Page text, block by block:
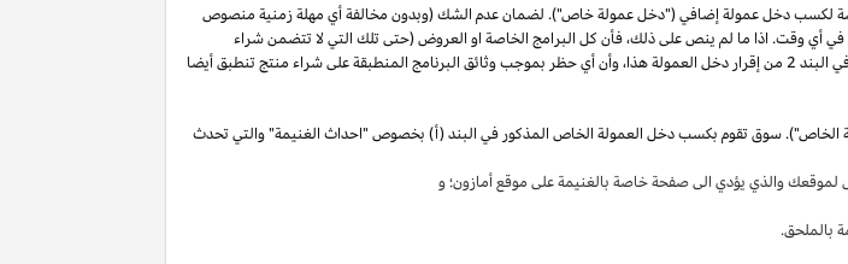
لكسب دخل عمولة إضافي ("دخل عمولة خاص"). لضمان عدم الشك (وبدون مخالفة أي مهلة زمنية منصوص
في أي وقت. اذا ما لم ينص علىذلك،فأن كل البرامج الخاصة او العروض (حتى تلك التي لا تتضمن شراء
البند 2 من إقرار دخل العمولةهذا،وأن أي حظر بموجب وثائق البرنامج المنطبقة على شراء منتج تنطبق أيضا
الخاص"). سوق تقوم بكسب دخل العمولة الخاص المذكور في البند (أ) بخصوص "احداث الغنيمة" والتي تحدث
والذي يؤدي الى صفحة خاصة بالغنيمة على موقع أمازون؛ و
بالملحق.